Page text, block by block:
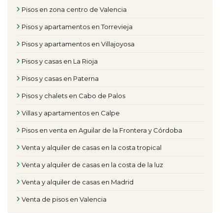
Pisos en zona centro de Valencia
Pisos y apartamentos en Torrevieja
Pisos y apartamentos en Villajoyosa
Pisos y casas en La Rioja
Pisos y casas en Paterna
Pisos y chalets en Cabo de Palos
Villas y apartamentos en Calpe
Pisos en venta en Aguilar de la Frontera y Córdoba
Venta y alquiler de casas en la costa tropical
Venta y alquiler de casas en la costa de la luz
Venta y alquiler de casas en Madrid
Venta de pisos en Valencia